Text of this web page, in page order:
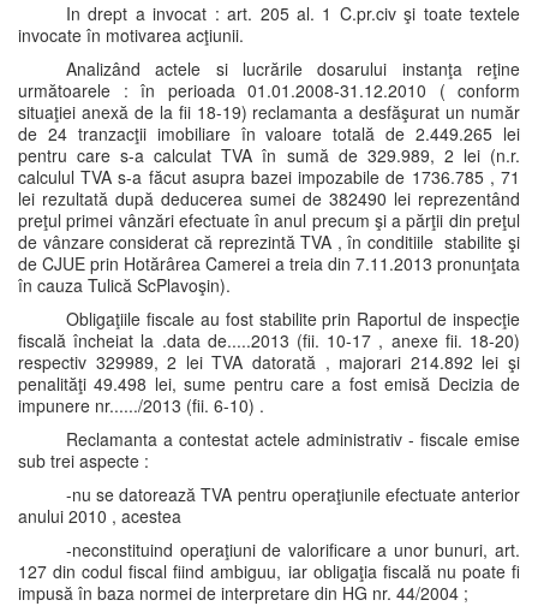
In drept a invocat : art. 205 al. 1 C.pr.civ şi toate textele
invocate în motivarea acţiunii.
Analizând actele si lucrările dosarului instanţa reţine
următoarele : în perioada 01.01.2008-31.12.2010 ( conform
situaţiei anexă de la fii 18-19) reclamanta a desfăşurat un număr
de 24 tranzacţii imobiliare în valoare totală de 2.449.265 lei
pentru care s-a calculat TVA în sumă de 329.989, 2 lei (n.r.
calculul TVA s-a făcut asupra bazei impozabile de 1736.785 , 71
lei rezultată după deducerea sumei de 382490 lei reprezentând
preţul primei vânzări efectuate în anul precum şi a părţii din preţul
de vânzare considerat că reprezintă TVA , în conditiile stabilite şi
de CJUE prin Hotărârea Camerei a treia din 7.11.2013 pronunţata
în cauza Tulică ScPlavoşin).
Obligaţiile fiscale au fost stabilite prin Raportul de inspecţie
fiscală încheiat la .data de.....2013 (fii. 10-17 , anexe fii. 18-20)
respectiv 329989, 2 lei TVA datorată , majorari 214.892 lei şi
penalităţi 49.498 lei, sume pentru care a fost emisă Decizia de
impunere nr....../2013 (fii. 6-10) .
Reclamanta a contestat actele administrativ - fiscale emise
sub trei aspecte :
-nu se datorează TVA pentru operaţiunile efectuate anterior
anului 2010 , acestea
-neconstituind operaţiuni de valorificare a unor bunuri, art.
127 din codul fiscal fiind ambiguu, iar obligaţia fiscală nu poate fi
impusă în baza normei de interpretare din HG nr. 44/2004 ;